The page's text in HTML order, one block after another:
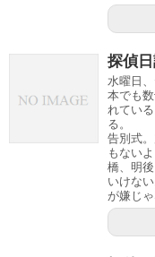
探偵
水曜日
本でも
れてい
る。
告別式
もない
橋、明
いけな
が嫌じ